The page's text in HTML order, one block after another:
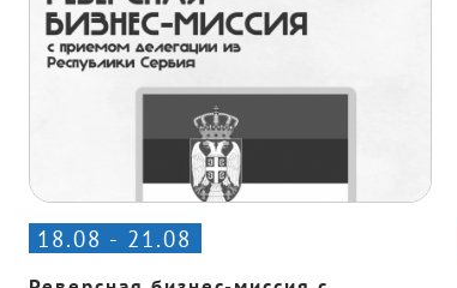
18.08 - 21.08